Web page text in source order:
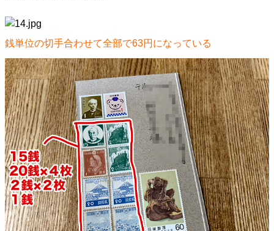
銭単位の切手合わせて全部で63円になっている